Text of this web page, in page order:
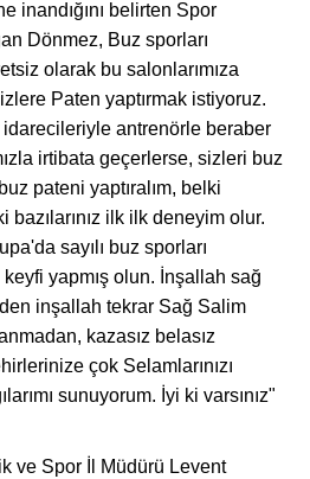
inandığını belirten Spor
Dönmez, Buz sporları
olarak bu salonlarımıza
Paten yaptırmak istiyoruz.
antrenörle beraber
irtibata geçerlerse, sizleri buz
pateni yaptıralım, belki
bazılarınız ilk ilk deneyim olur.
sayılı buz sporları
yapmış olun. İnşallah sağ
inşallah tekrar Sağ Salim
kazasız belasız
çok Selamlarınızı
sunuyorum. İyi ki varsınız"
ve Spor İl Müdürü Levent